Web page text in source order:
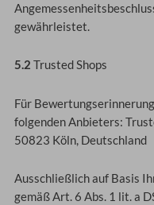
gewährleistet.
5.2 Trusted Shops
Für
folgenden Anbieters:
50823 Köln, Deutschland
Ausschließlich auf Basis
gemäß Art. 6 Abs. 1 lit. a